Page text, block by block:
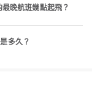
晚航班幾點起飛？
多久？